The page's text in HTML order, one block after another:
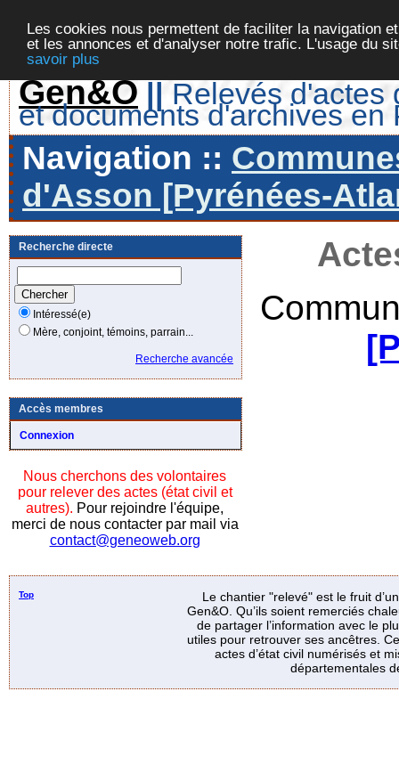
Les cookies nous permettent de faciliter la navigation
et les annonces et d'analyser notre trafic. L'usage du
savoir plus
Gen&O || Relevés d'actes
et documents d'archives en
Navigation ::
d'Asson [Pyrénées-
Recherche directe
Intéressé(e)
Mère, conjoint, témoins, parrain...
Recherche avancée
Accès membres
Connexion
Nous cherchons des volontaires
pour relever des actes (état civil et
autres). Pour rejoindre l'équipe,
merci de nous contacter par mail via
contact@geneoweb.org
Top
Le chantier "relevé" est le fruit
Gen&O. Qu’ils soient remerciés
de partager l’information avec le
utiles pour retrouver ses ancêtres.
actes d’état civil numérisés et
départementales